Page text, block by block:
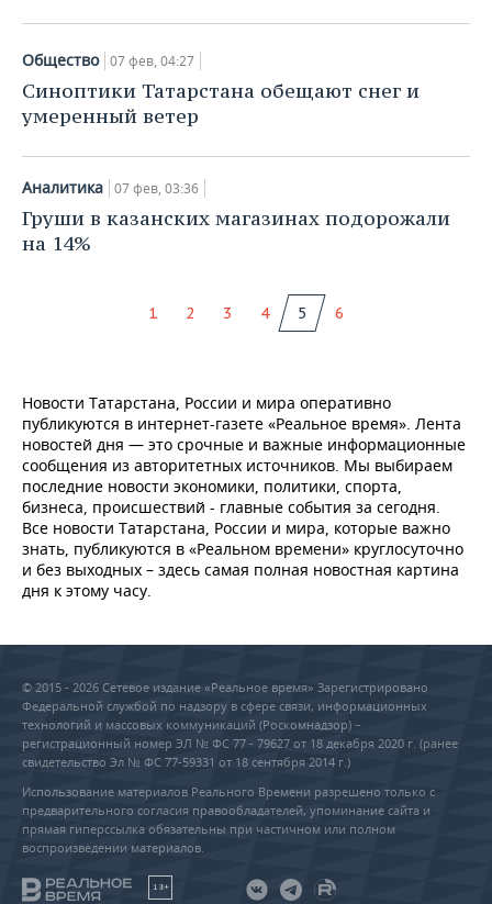
Общество 07 фев, 04:27
Синоптики Татарстана обещают снег и
умеренный ветер
Аналитика 07 фев, 03:36
Груши в казанских магазинах подорожали
на 14%
1 2 3 4 5 6
Новости Татарстана, России и мира оперативно
публикуются в интернет-газете «Реальное время». Лента
новостей дня — это срочные и важные информационные
сообщения из авторитетных источников. Мы выбираем
последние новости экономики, политики, спорта,
бизнеса, происшествий - главные события за сегодня.
Все новости Татарстана, России и мира, которые важно
знать, публикуются в «Реальном времени» круглосуточно
и без выходных – здесь самая полная новостная картина
дня к этому часу.
© 2015 - 2026 Сетевое издание «Реальное время» Зарегистрировано
Федеральной службой по надзору в сфере связи, информационных
технологий и массовых коммуникаций (Роскомнадзор) –
регистрационный номер ЭЛ № ФС 77 - 79627 от 18 декабря 2020 г. (ранее
свидетельство Эл № ФС 77-59331 от 18 сентября 2014 г.)
Использование материалов Реального Времени разрешено только с
предварительного согласия правообладателей, упоминание сайта и
прямая гиперссылка обязательны при частичном или полном
воспроизведении материалов.
18+